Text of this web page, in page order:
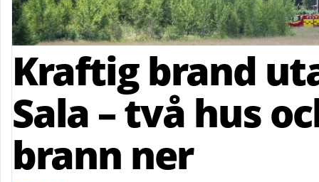
Kraftig brand
Sala – två hus
brann ner